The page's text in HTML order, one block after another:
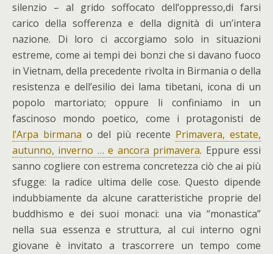
silenzio – al grido soffocato dell’oppresso,di farsi
carico della sofferenza e della dignità di un’intera
nazione. Di loro ci accorgiamo solo in situazioni
estreme, come ai tempi dei bonzi che si davano fuoco
in Vietnam, della precedente rivolta in Birmania o della
resistenza e dell’esilio dei lama tibetani, icona di un
popolo martoriato; oppure li confiniamo in un
fascinoso mondo poetico, come i protagonisti de
l’Arpa birmana o del più recente Primavera, estate,
autunno, inverno … e ancora primavera. Eppure essi
sanno cogliere con estrema concretezza ciò che ai più
sfugge: la radice ultima delle cose. Questo dipende
indubbiamente da alcune caratteristiche proprie del
buddhismo e dei suoi monaci: una via “monastica”
nella sua essenza e struttura, al cui interno ogni
giovane è invitato a trascorrere un tempo come